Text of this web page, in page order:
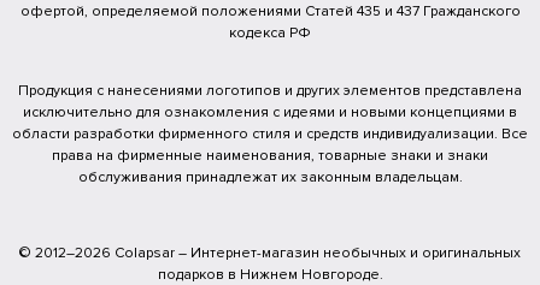
офертой, определяемой положениями Статей 435 и 437 Гражданского
кодекса РФ
Продукция с нанесениями логотипов и других элементов представлена
исключительно для ознакомления с идеями и новыми концепциями в
области разработки фирменного стиля и средств индивидуализации. Все
права на фирменные наименования, товарные знаки и знаки
обслуживания принадлежат их законным владельцам.
© 2012–2026 Colapsar – Интернет-магазин необычных и оригинальных
подарков в Нижнем Новгороде.